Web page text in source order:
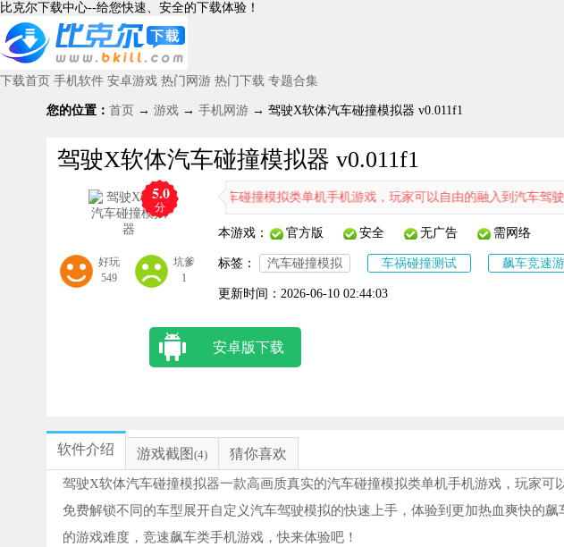
比克尔下载中心--给您快速、安全的下载体验！
下载首页 手机软件 安卓游戏 热门网游 热门下载 专题合集
您的位置： 首页 → 游戏 → 手机网游 → 驾驶X软体汽车碰撞模拟器 v0.011f1
驾驶X软体汽车碰撞模拟器 v0.011f1
5.0
分
好玩
549
坑爹
1
模拟器一款高画质真实的汽车碰撞模拟类单机手机游戏，玩家可以自由的融入到汽车驾驶模拟的
本游戏： 官方版 安全 无广告 需网络
标签： 汽车碰撞模拟 车祸碰撞测试 飙车竞速
更新时间： 2026-06-10 02:44:03
安卓版下载
软件介绍 游戏截图 (4) 猜你喜欢
驾驶X软体汽车碰撞模拟器一款高画质真实的汽车碰撞模拟类单机手机游戏，玩家可
免费解锁不同的车型展开自定义汽车驾驶模拟的快速上手，体验到更加热血爽快的
的游戏难度，竞速飙车类手机游戏，快来体验吧！